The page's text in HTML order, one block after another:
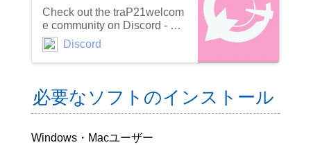
Check out the traP21welcom
e community on Discord - ha
ng out with 233 other membe
rs and enjoy free voice and te
xt chat.
Discord
必要なソフトのインストール
Windows・Macユーザー